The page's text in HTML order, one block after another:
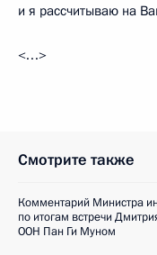
и я рассчитываю на
<…>
Смотрите также
Комментарий Министра
по итогам встречи
ООН Пан Ги Муном